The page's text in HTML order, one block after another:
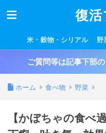
復
米・穀物・シリアル 野
ご質問等は記事下部
ホーム 食べ物 野菜
【かぼちゃの食べ